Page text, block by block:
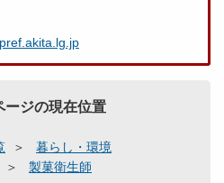
ージの現在位置
暮らし・環境
製菓衛生師